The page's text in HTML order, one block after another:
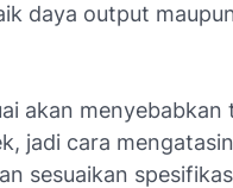
daya output
akan
jadi cara
sesuaikan